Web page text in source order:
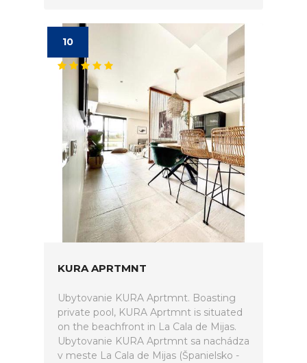
10
KURA APRTMNT
Ubytovanie KURA Aprtmnt. Boasting
private pool, KURA Aprtmnt is situated
on the beachfront in La Cala de Mijas.
Ubytovanie KURA Aprtmnt sa nachádza
v meste La Cala de Mijas (Španielsko -